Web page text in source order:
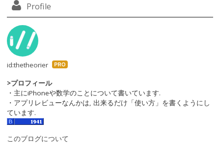
Profile
id:thetheorier はて
ログ
Pro
>プロフィール
・主にiPhoneや数学のことについて書いています.
・アプリレビューなんかは, 出来るだけ「使い方」を書くようにし
ています.
このブログについて